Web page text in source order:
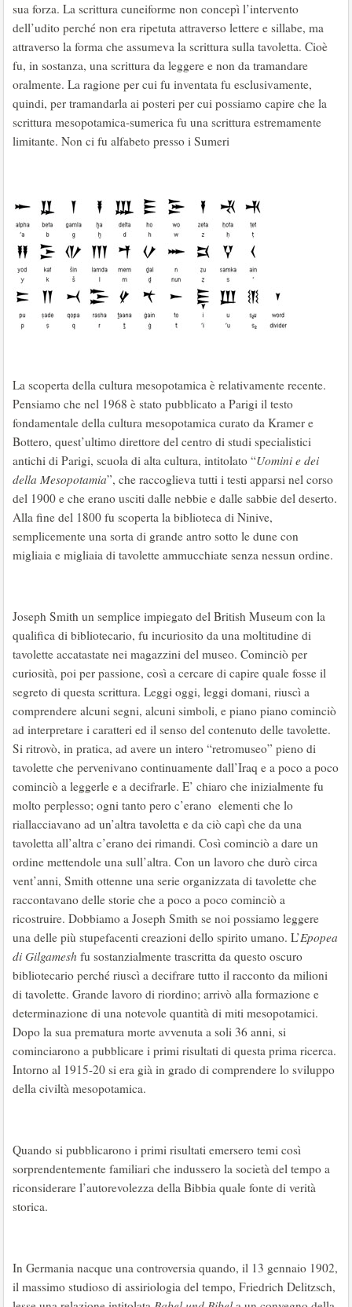
sua forza. La scrittura cuneiforme non concepì l’intervento
dell’udito perché non era ripetuta attraverso lettere e sillabe, ma
attraverso la forma che assumeva la scrittura sulla tavoletta. Cioè
fu, in sostanza, una scrittura da leggere e non da tramandare
oralmente. La ragione per cui fu inventata fu esclusivamente,
quindi, per tramandarla ai posteri per cui possiamo capire che la
scrittura mesopotamica-sumerica fu una scrittura estremamente
limitante. Non ci fu alfabeto presso i Sumeri
La scoperta della cultura mesopotamica è relativamente recente.
Pensiamo che nel 1968 è stato pubblicato a Parigi il testo
fondamentale della cultura mesopotamica curato da Kramer e
Bottero, quest’ultimo direttore del centro di studi specialistici
antichi di Parigi, scuola di alta cultura, intitolato “Uomini e dei
della Mesopotamia”, che raccoglieva tutti i testi apparsi nel corso
del 1900 e che erano usciti dalle nebbie e dalle sabbie del deserto.
Alla fine del 1800 fu scoperta la biblioteca di Ninive,
semplicemente una sorta di grande antro sotto le dune con
migliaia e migliaia di tavolette ammucchiate senza nessun ordine.
Joseph Smith un semplice impiegato del British Museum con la
qualifica di bibliotecario, fu incuriosito da una moltitudine di
tavolette accatastate nei magazzini del museo. Cominciò per
curiosità, poi per passione, così a cercare di capire quale fosse il
segreto di questa scrittura. Leggi oggi, leggi domani, riuscì a
comprendere alcuni segni, alcuni simboli, e piano piano cominciò
ad interpretare i caratteri ed il senso del contenuto delle tavolette.
Si ritrovò, in pratica, ad avere un intero “retromuseo” pieno di
tavolette che pervenivano continuamente dall’Iraq e a poco a poco
cominciò a leggerle e a decifrarle. E’ chiaro che inizialmente fu
molto perplesso; ogni tanto pero c’erano elementi che lo
riallacciavano ad un’altra tavoletta e da ciò capì che da una
tavoletta all’altra c’erano dei rimandi. Così cominciò a dare un
ordine mettendole una sull’altra. Con un lavoro che durò circa
vent’anni, Smith ottenne una serie organizzata di tavolette che
raccontavano delle storie che a poco a poco cominciò a
ricostruire. Dobbiamo a Joseph Smith se noi possiamo leggere
una delle più stupefacenti creazioni dello spirito umano. L’Epopea
di Gilgamesh fu sostanzialmente trascritta da questo oscuro
bibliotecario perché riuscì a decifrare tutto il racconto da milioni
di tavolette. Grande lavoro di riordino; arrivò alla formazione e
determinazione di una notevole quantità di miti mesopotamici.
Dopo la sua prematura morte avvenuta a soli 36 anni, si
cominciarono a pubblicare i primi risultati di questa prima ricerca.
Intorno al 1915-20 si era già in grado di comprendere lo sviluppo
della civiltà mesopotamica.
Quando si pubblicarono i primi risultati emersero temi così
sorprendentemente familiari che indussero la società del tempo a
riconsiderare l’autorevolezza della Bibbia quale fonte di verità
storica.
In Germania nacque una controversia quando, il 13 gennaio 1902,
il massimo studioso di assiriologia del tempo, Friedrich Delitzsch,